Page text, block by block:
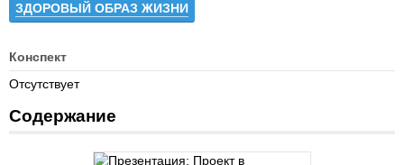
ЗДОРОВЫЙ ОБРАЗ ЖИЗНИ
Конспект
Отсутствует
Содержание